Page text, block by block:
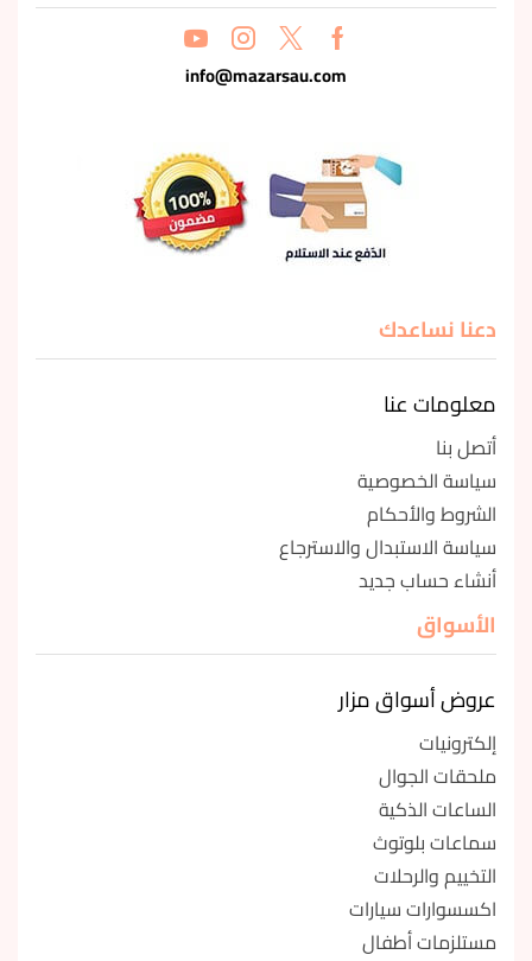
info@mazarsau.com
دعنا نساعدك
معلومات عنا
أتصل بنا
سياسة الخصوصية
الشروط والأحكام
سياسة الاستبدال والاسترجاع
أنشاء حساب جديد
الأسواق
عروض أسواق مزار
إلكترونيات
ملحقات الجوال
الساعات الذكية
سماعات بلوتوث
التخييم والرحلات
اكسسوارات سيارات
مستلزمات أطفال